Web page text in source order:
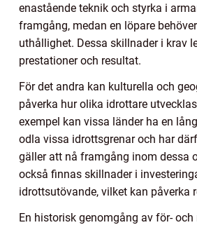
enastående teknik och styrka i
framgång, medan en löpare
uthållighet. Dessa skillnader i krav
prestationer och resultat.
För det andra kan kulturella och
påverka hur olika idrottare
exempel kan vissa länder ha en
odla vissa idrottsgrenar och har
gäller att nå framgång inom dessa
också finnas skillnader i
idrottsutövande, vilket kan påverka
En historisk genomgång av för- och